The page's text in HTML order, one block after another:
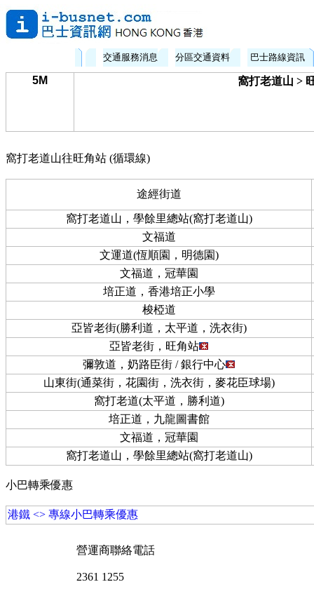
交通服務消息 分區交通資料 巴士路線資訊
5M 窩打老道山 >
窩打老道山往旺角站 (循環線)
途經街道
窩打老道山，學餘里總站(窩打老道山)
文福道
文運道(恆順園，明德園)
文福道，冠華園
培正道，香港培正小學
梭椏道
亞皆老街(勝利道，太平道，洗衣街)
亞皆老街，旺角站
彌敦道，奶路臣街 / 銀行中心
山東街(通菜街，花園街，洗衣街，麥花臣球場)
窩打老道(太平道，勝利道)
培正道，九龍圖書館
文福道，冠華園
窩打老道山，學餘里總站(窩打老道山)
小巴轉乘優惠
港鐵 <> 專線小巴轉乘優惠
營運商聯絡電話
2361 1255